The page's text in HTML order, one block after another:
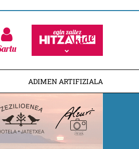
ADIMEN ARTIFIZIALA